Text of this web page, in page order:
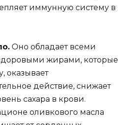
иммунную систему в
Оно обладает всеми
жирами, которые
оказывает
действие, снижает
сахара в крови.
оливкового масла